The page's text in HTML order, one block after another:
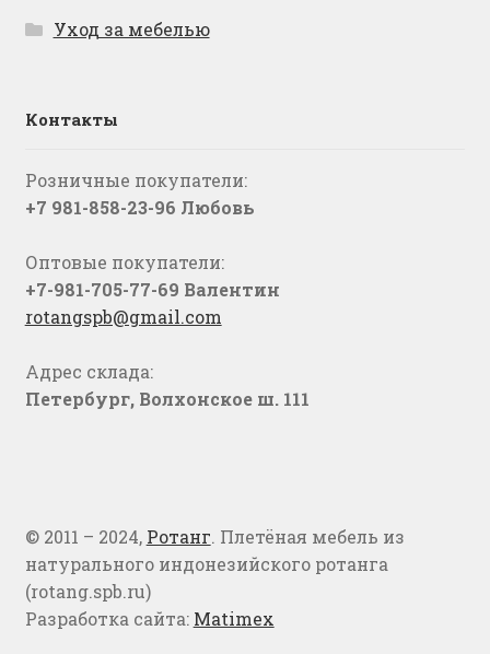
Уход за мебелью
Контакты
Розничные покупатели:
+7 981-858-23-96 Любовь
Оптовые покупатели:
+7-981-705-77-69 Валентин
rotangspb@gmail.com
Адрес склада:
Петербург, Волхонское ш. 111
© 2011 – 2024, Ротанг. Плетёная мебель из
натурального индонезийского ротанга
(rotang.spb.ru)
Разработка сайта: Matimex